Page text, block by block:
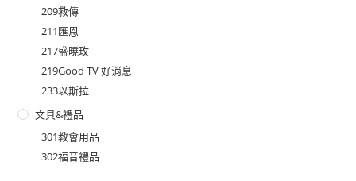
209救傳
211匯恩
217盛曉玫
219Good TV 好消息
233以斯拉
文具&禮品
301教會用品
302福音禮品